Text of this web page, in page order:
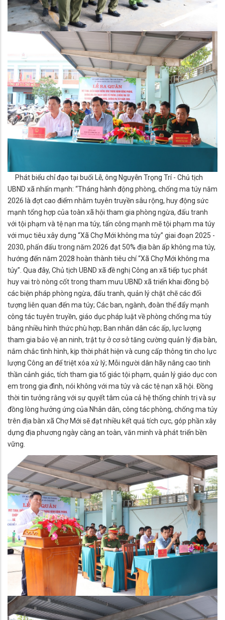
Phát biểu chỉ đạo tại buổi Lễ, ông Nguyễn Trọng Trí - Chủ tịch
UBND xã nhấn mạnh: “Tháng hành động phòng, chống ma túy năm
2026 là đợt cao điểm nhằm tuyên truyền sâu rộng, huy động sức
mạnh tổng hợp của toàn xã hội tham gia phòng ngừa, đấu tranh
với tội phạm và tệ nạn ma túy, tấn công mạnh mẽ tội phạm ma túy
với mục tiêu xây dựng “Xã Chợ Mới không ma túy” giai đoạn 2025 -
2030, phấn đấu trong năm 2026 đạt 50% địa bàn ấp không ma túy,
hướng đến năm 2028 hoàn thành tiêu chí “Xã Chợ Mới không ma
túy”. Qua đây, Chủ tịch UBND xã đề nghị Công an xã tiếp tục phát
huy vai trò nòng cốt trong tham mưu UBND xã triển khai đồng bộ
các biện pháp phòng ngừa, đấu tranh, quản lý chặt chẽ các đối
tượng liên quan đến ma túy; Các ban, ngành, đoàn thể đẩy mạnh
công tác tuyên truyền, giáo dục pháp luật về phòng chống ma túy
bằng nhiều hình thức phù hợp; Ban nhân dân các ấp, lực lượng
tham gia bảo vệ an ninh, trật tự ở cơ sở tăng cường quản lý địa bàn,
nắm chắc tình hình, kịp thời phát hiện và cung cấp thông tin cho lực
lượng Công an để triệt xóa xử lý; Mỗi người dân hãy nâng cao tinh
thần cảnh giác, tích tham gia tố giác tội phạm, quản lý giáo dục con
em trong gia đình, nói không với ma túy và các tệ nạn xã hội. Đồng
thời tin tưởng rằng với sự quyết tâm của cả hệ thống chính trị và sự
đồng lòng hưởng ứng của Nhân dân, công tác phòng, chống ma túy
trên địa bàn xã Chợ Mới sẽ đạt nhiều kết quả tích cực, góp phần xây
dựng địa phương ngày càng an toàn, văn minh và phát triển bền
vững.